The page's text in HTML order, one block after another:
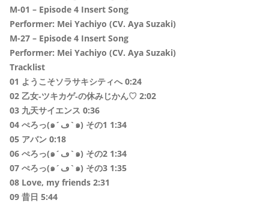
M-01 – Episode 4 Insert Song
Performer: Mei Yachiyo (CV. Aya Suzaki)
M-27 – Episode 4 Insert Song
Performer: Mei Yachiyo (CV. Aya Suzaki)
Tracklist
01 ようこそソラサキシティへ 0:24
02 乙女‐ツキカゲ‐の休みじかん♡ 2:02
03 九天サイエンス 0:36
04 ぺろっ(๑´ڡ`๑) その1 1:34
05 アバン 0:18
06 ぺろっ(๑´ڡ`๑) その2 1:34
07 ぺろっ(๑´ڡ`๑) その3 1:35
08 Love, my friends 2:31
09 昔日 5:44